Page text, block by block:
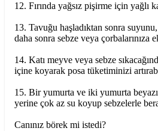
12. Fırında yağsız pişirme için yağlı
13. Tavuğu haşladıktan sonra
daha sonra sebze veya çorbalarınıza
14. Katı meyve veya sebze
içine koyarak posa tüketiminizi
15. Bir yumurta ve iki yumurta
yerine çok az su koyup sebzelerle
Canınız börek mi istedi?